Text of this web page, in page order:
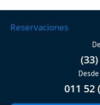
Reservaciones
011 52